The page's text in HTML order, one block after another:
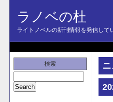
ラノベの杜
ライトノベルの新刊情報を発信し
検索